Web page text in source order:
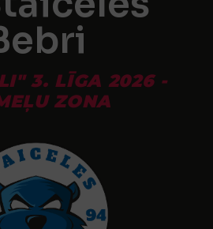
3. LĪGA 2026 -
ZONA